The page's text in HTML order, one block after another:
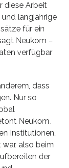
diese Arbeit
langjährige
für ein
Neukom –
verfügbar
dass
Nur so
Neukom.
Institutionen,
also beim
der